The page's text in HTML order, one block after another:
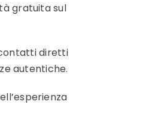
gratuita sul
diretti
autentiche.